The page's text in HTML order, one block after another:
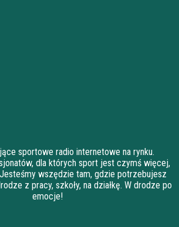
sportowe radio internetowe na rynku.
dla których sport jest czymś więcej,
wszędzie tam, gdzie potrzebujesz
z pracy, szkoły, na działkę. W drodze po
emocje!